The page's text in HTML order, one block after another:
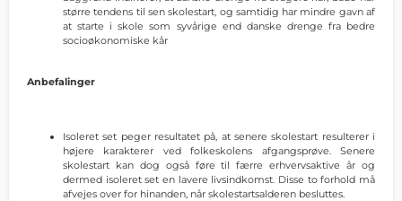
større tendens til sen skolestart, og samtidig har mindre gavn af
at starte i skole som syvårige end danske drenge fra bedre
socioøkonomiske kår
Anbefalinger
Isoleret set peger resultatet på, at senere skolestart resulterer i
højere karakterer ved folkeskolens afgangsprøve. Senere
skolestart kan dog også føre til færre erhvervsaktive år og
dermed isoleret set en lavere livsindkomst. Disse to forhold må
afvejes over for hinanden, når skolestartsalderen besluttes.